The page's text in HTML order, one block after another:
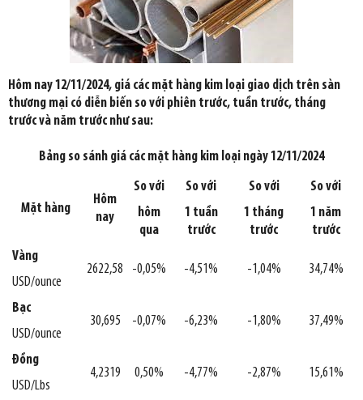
Hôm nay 12/11/2024, giá các mặt hàng kim loại giao dịch trên sàn
thương mại có diễn biến so với phiên trước, tuần trước, tháng
trước và năm trước như sau:
Bảng so sánh giá các mặt hàng kim loại ngày 12/11/2024
Mặt hàng
Hôm
nay
So với
hôm
qua
So với
1 tuần
trước
So với
1 tháng
trước
So với
1 năm
trước
Vàng
USD/ounce
2622,58 -0,05% -4,51% -1,04% 34,74%
Bạc
USD/ounce
30,695 -0,07% -6,23% -1,80% 37,49%
Đồng
USD/Lbs
4,2319 0,50% -4,77% -2,87% 15,61%